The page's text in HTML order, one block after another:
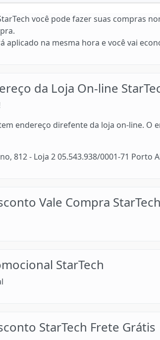
você pode fazer suas compras
aplicado na mesma hora e você vai
da Loja On-line
endereço direfente da loja on-line. O
812 - Loja 2 05.543.938/0001-71 Porto
Vale Compra StarTech
StarTech
StarTech Frete Grátis